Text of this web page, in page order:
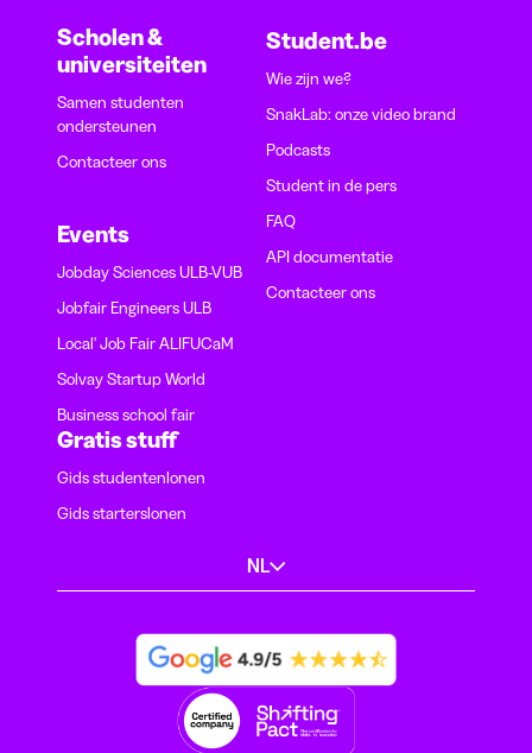
Scholen &
universiteiten
Samen studenten
ondersteunen
Contacteer ons
Events
Jobday Sciences ULB-VUB
Jobfair Engineers ULB
Local' Job Fair ALIFUCaM
Solvay Startup World
Business school fair
Student.be
Wie zijn we?
SnakLab: onze video brand
Podcasts
Student in de pers
FAQ
API documentatie
Contacteer ons
Gratis stuff
Gids studentenlonen
Gids starterslonen
NL